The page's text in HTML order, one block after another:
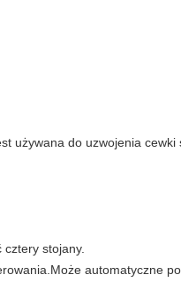
używana do uzwojenia cewki
stojany.
automatyczne